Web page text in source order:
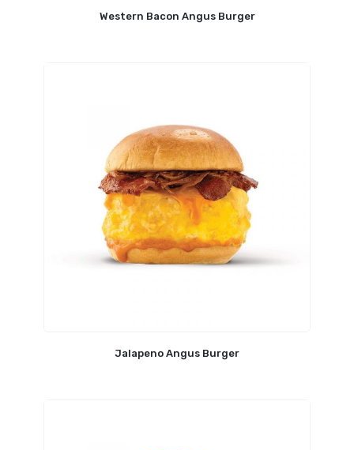
Western Bacon Angus Burger
Jalapeno Angus Burger